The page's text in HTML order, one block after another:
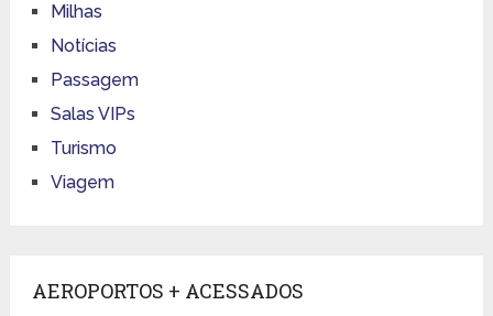
Milhas
Notícias
Passagem
Salas VIPs
Turismo
Viagem
AEROPORTOS + ACESSADOS